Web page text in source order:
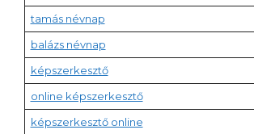
tamás névnap
balázs névnap
képszerkesztő
online képszerkesztő
képszerkesztő online